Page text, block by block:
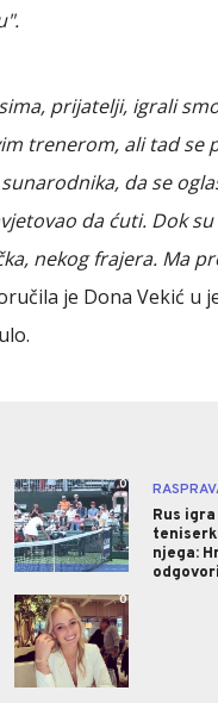
prijatelji, igrali
trenerom, ali tad se
da se
da ćuti. Dok
nekog frajera. Ma
je Dona Vekić u
0
Rus
njega:
0